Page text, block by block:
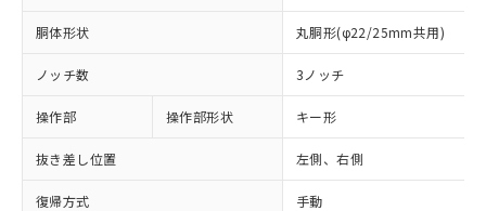
胴体形状 丸胴形(φ22/25mm共用)
ノッチ数 3ノッチ
操作部 操作部形状 キー形
抜き差し位置 左側、右側
復帰方式 手動